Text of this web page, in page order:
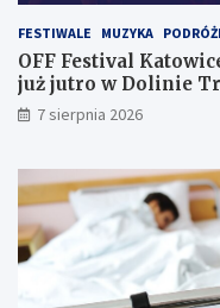
w
e
i
n
f
o
a
c
j
e
w
o
j
u
ż
j
r
o
w
D
FESTIWALE MUZYKA
OFF Festival
już jutro w Dolinie
7 sierpnia 2026